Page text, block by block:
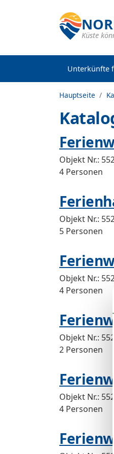
Küste
Unterkünfte
Hauptseite
Objekt Nr.:
4 Personen
Objekt Nr.:
5 Personen
Objekt Nr.:
4 Personen
Objekt Nr.:
2 Personen
Objekt Nr.:
4 Personen